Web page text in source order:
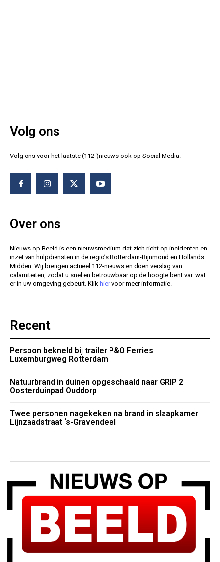
Volg ons
Volg ons voor het laatste (112-)nieuws ook op Social Media.
Over ons
Nieuws op Beeld is een nieuwsmedium dat zich richt op incidenten en
inzet van hulpdiensten in de regio’s Rotterdam-Rijnmond en Hollands
Midden. Wij brengen actueel 112-nieuws en doen verslag van
calamiteiten, zodat u snel en betrouwbaar op de hoogte bent van wat
er in uw omgeving gebeurt. Klik hiervoor meer informatie.
Recent
Persoon bekneld bij trailer P&O Ferries
Luxemburgweg Rotterdam
Natuurbrand in duinen opgeschaald naar GRIP 2
Oosterduinpad Ouddorp
Twee personen nagekeken na brand in slaapkamer
Lijnzaadstraat ‘s-Gravendeel